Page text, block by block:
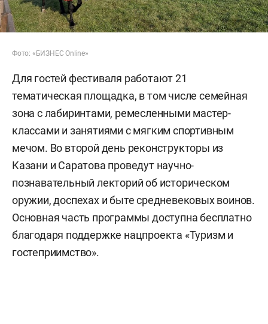
Фото: «БИЗНЕС Online»
Для гостей фестиваля работают 21
тематическая площадка, в том числе семейная
зона с лабиринтами, ремесленными мастер-
классами и занятиями с мягким спортивным
мечом. Во второй день реконструкторы из
Казани и Саратова проведут научно-
познавательный лекторий об историческом
оружии, доспехах и быте средневековых воинов.
Основная часть программы доступна бесплатно
благодаря поддержке нацпроекта «Туризм и
гостеприимство».